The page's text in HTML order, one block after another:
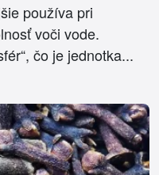
používa pri
voči vode.
čo je jednotka...